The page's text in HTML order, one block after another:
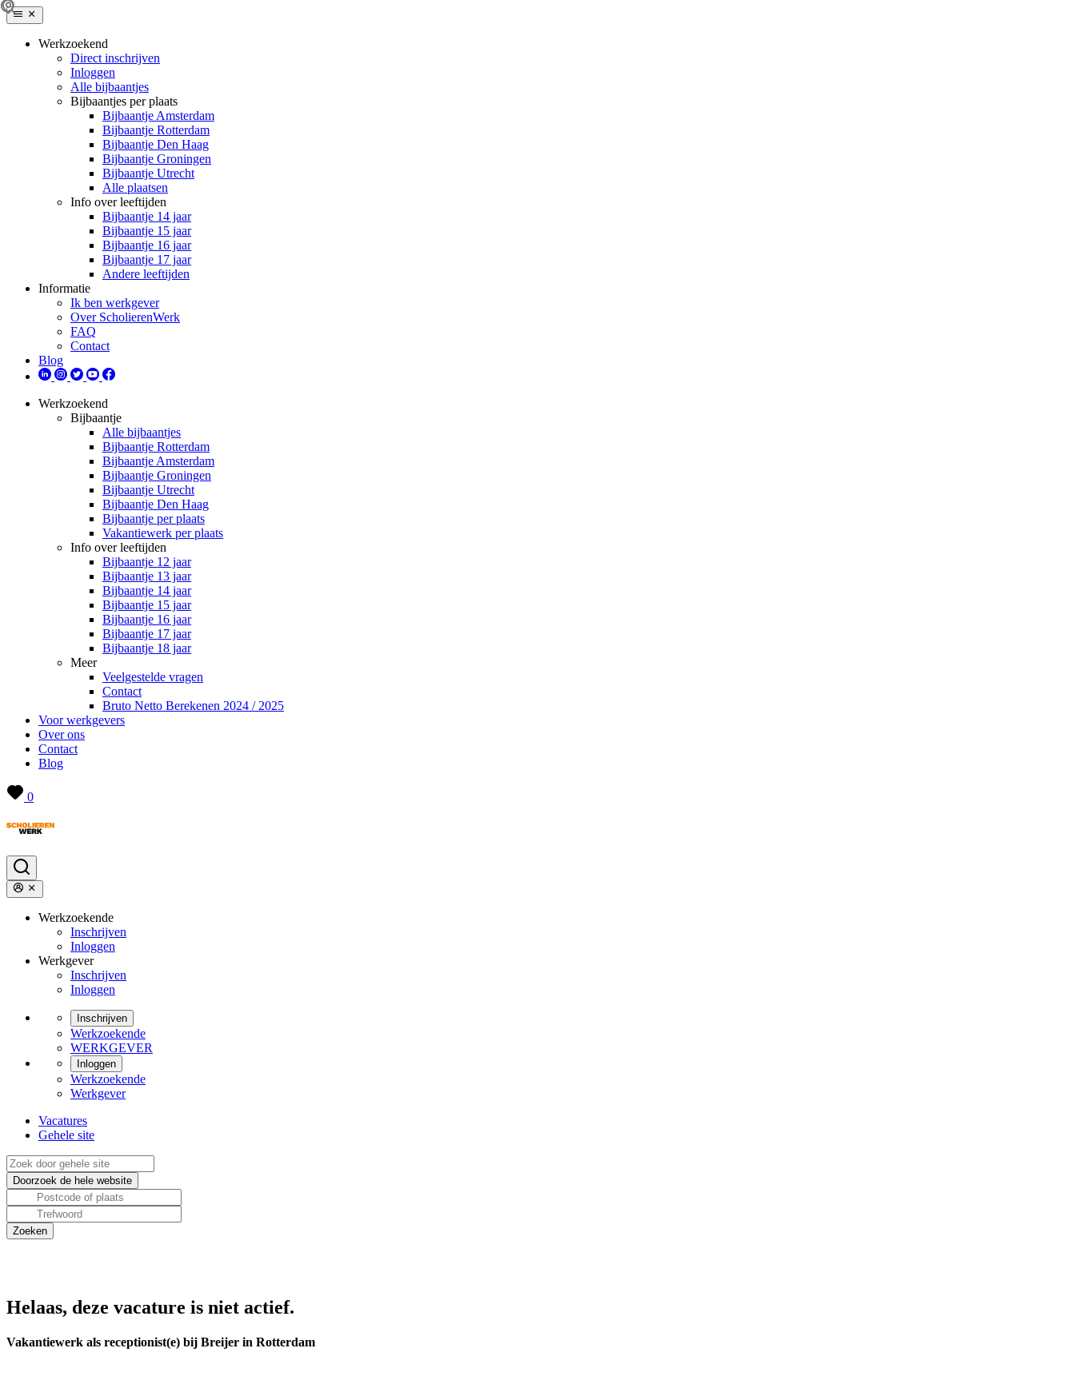
Werkzoekend
Direct inschrijven
Inloggen
Alle bijbaantjes
Bijbaantjes per plaats
Bijbaantje Amsterdam
Bijbaantje Rotterdam
Bijbaantje Den Haag
Bijbaantje Groningen
Bijbaantje Utrecht
Alle plaatsen
Info over leeftijden
Bijbaantje 14 jaar
Bijbaantje 15 jaar
Bijbaantje 16 jaar
Bijbaantje 17 jaar
Andere leeftijden
Informatie
Ik ben werkgever
Over ScholierenWerk
FAQ
Contact
Blog
Werkzoekend
Bijbaantje
Alle bijbaantjes
Bijbaantje Rotterdam
Bijbaantje Amsterdam
Bijbaantje Groningen
Bijbaantje Utrecht
Bijbaantje Den Haag
Bijbaantje per plaats
Vakantiewerk per plaats
Info over leeftijden
Bijbaantje 12 jaar
Bijbaantje 13 jaar
Bijbaantje 14 jaar
Bijbaantje 15 jaar
Bijbaantje 16 jaar
Bijbaantje 17 jaar
Bijbaantje 18 jaar
Meer
Veelgestelde vragen
Contact
Bruto Netto Berekenen 2024 / 2025
Voor werkgevers
Over ons
Contact
Blog
0
Werkzoekende
Inschrijven
Inloggen
Werkgever
Inschrijven
Inloggen
Inschrijven
Werkzoekende
WERKGEVER
Inloggen
Werkzoekende
Werkgever
Vacatures
Gehele site
Helaas, deze vacature is niet actief.
Vakantiewerk als receptionist(e) bij Breijer in Rotterdam